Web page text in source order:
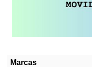
Marcas